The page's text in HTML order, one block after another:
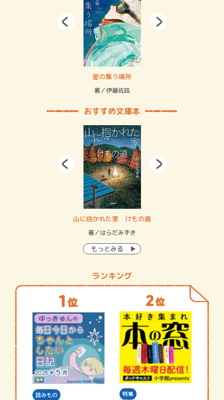
星の集う場所
著／伊藤佐凪
おすすめ文庫本
山に抱かれた家 けもの道
著／はらだみずき
もっとみる
ランキング
読みもの 特集